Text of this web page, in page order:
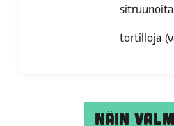
tortilloja
NÄIN